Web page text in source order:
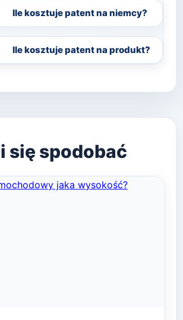
Ile kosztuje patent na niemcy?
Ile kosztuje patent na produkt?